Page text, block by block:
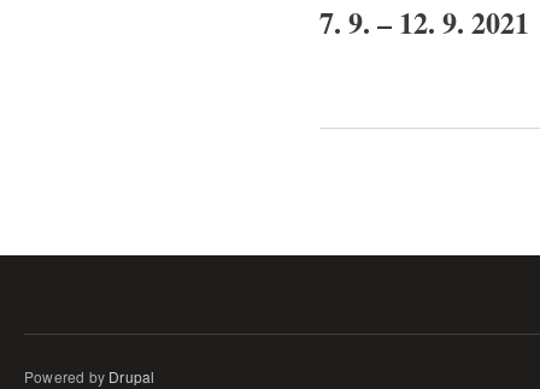
7. 9. – 12. 9. 2021
Powered by Drupal